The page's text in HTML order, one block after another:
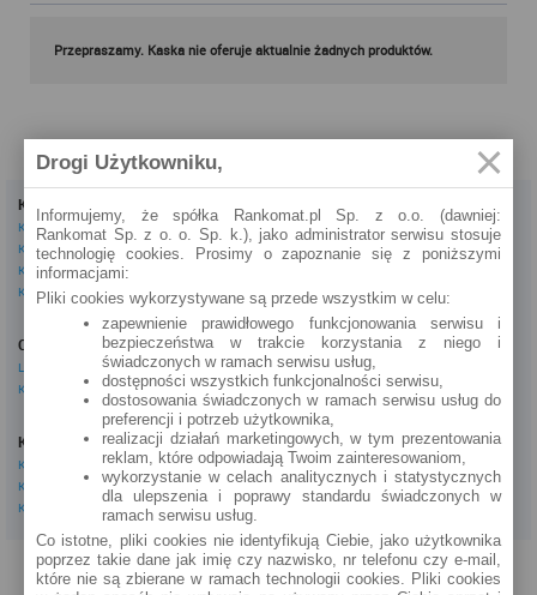
Przepraszamy. Kaska nie oferuje aktualnie żadnych produktów.
Kredyty
Kredyty gotówkowe
Kredyty hipoteczne
Kredyty konsolidacyjne
Kredyty na samochód
Oszczędzanie
Lokaty
Konta oszczędnościowe
Konta osobiste
Konta osobiste
Konta oszczędnościowe
Konta młodzieżowe
Kredyty firmowe
Konta firmowe
Inne
eBroker Ekstra
Artykuły
Odpowiedzi ekspertów
Porady
Opinie o instytucjach
Tagi
Kalkulator OC AC
Kalkulatory
PROGRAM PARTNERSKI O NAS REKLAMA REGULAMIN
Drogi Użytkowniku,
Informujemy, że spółka Rankomat.pl Sp. z o.o. (dawniej:
Rankomat Sp. z o. o. Sp. k.), jako administrator serwisu stosuje
technologię cookies. Prosimy o zapoznanie się z poniższymi
informacjami:
Pliki cookies wykorzystywane są przede wszystkim w celu:
zapewnienie prawidłowego funkcjonowania serwisu i
bezpieczeństwa w trakcie korzystania z niego i
świadczonych w ramach serwisu usług,
dostępności wszystkich funkcjonalności serwisu,
dostosowania świadczonych w ramach serwisu usług do
preferencji i potrzeb użytkownika,
realizacji działań marketingowych, w tym prezentowania
reklam, które odpowiadają Twoim zainteresowaniom,
wykorzystanie w celach analitycznych i statystycznych
dla ulepszenia i poprawy standardu świadczonych w
ramach serwisu usług.
Co istotne, pliki cookies nie identyfikują Ciebie, jako użytkownika
poprzez takie dane jak imię czy nazwisko, nr telefonu czy e-mail,
które nie są zbierane w ramach technologii cookies. Pliki cookies